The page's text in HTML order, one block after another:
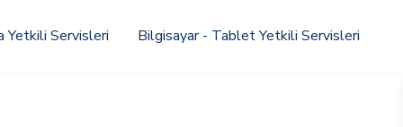
Yetkili Servisleri Bilgisayar - Tablet Yetkili Servisleri